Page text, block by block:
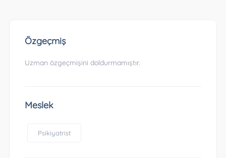
Özgeçmiş
Uzman özgeçmişini doldurmamıştır.
Meslek
Psikiyatrist